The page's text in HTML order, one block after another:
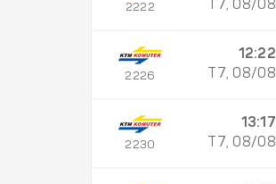
2222
T7, 08/08
2226
12:22
T7, 08/08
2230
13:17
T7, 08/08